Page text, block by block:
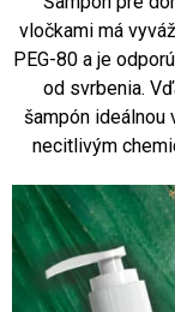
vločkami má
PEG-80 a je
od svrbenia.
šampón ideálnou
necitlivým